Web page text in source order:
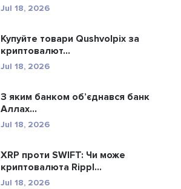
Jul 18, 2026
Купуйте товари Qushvolpix за
криптовалют...
Jul 18, 2026
З яким банком об’єднався банк
Аллах...
Jul 18, 2026
XRP проти SWIFT: Чи може
криптовалюта Rippl...
Jul 18, 2026